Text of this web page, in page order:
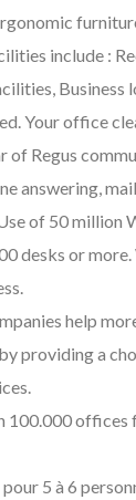
include :
Business
Your office
Regus
answering,
of 50 million
desks or
help
providing a
100.000
5 à 6